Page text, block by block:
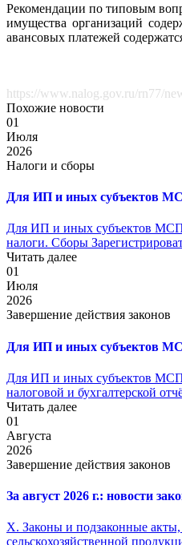
Рекомендации по типовым
имущества организаций
авансовых платежей
https://www.nalog.gov.ru/rn77/
Похожие новости
01
Июля
2026
Налоги и сборы
Для ИП и иных субъектов
Для ИП и иных субъектов МСП
налоги. Сборы
Читать далее
01
Июля
2026
Завершение действия законов
Для ИП и иных субъектов
Для ИП и иных субъектов МСП
налоговой и бухгалтерской
Читать далее
01
Августа
2026
Завершение действия законов
За август 2026 г.: новости
X. Законы и подзаконные акты,
сельскохозяйственной